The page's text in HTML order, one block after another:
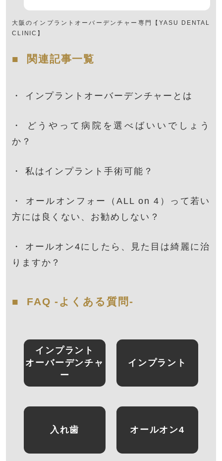
大阪の インプラントオーバーデンチャー 専門【YASU DENTAL
CLINIC】
関連記事一覧
・ インプラントオーバーデンチャーとは
・
どうやって病院を選べばいいでしょう
か？
・ 私はインプラント手術可能？
・ オールオンフォー（ALL on 4）って若い
方には良くない、お勧めしない？
・ オールオン4にしたら、見た目は綺麗に治
りますか？
FAQ -よくある質問-
インプラント
オーバーデンチャ
ー
インプラント
入れ歯 オールオン4